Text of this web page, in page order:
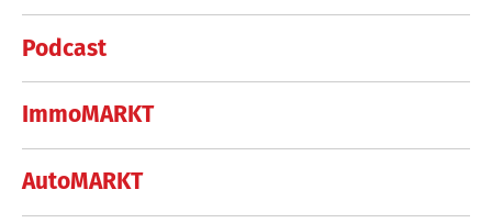
Podcast
ImmoMARKT
AutoMARKT